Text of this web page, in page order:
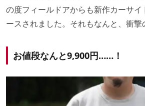
の度フィールドアからも新作カーサイ
ースされました。それもなんと、衝
お値段なんと9,900円……！